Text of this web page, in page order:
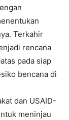
Terkahir
rencana
pada siap
bencana di
dan USAID-
meninjau